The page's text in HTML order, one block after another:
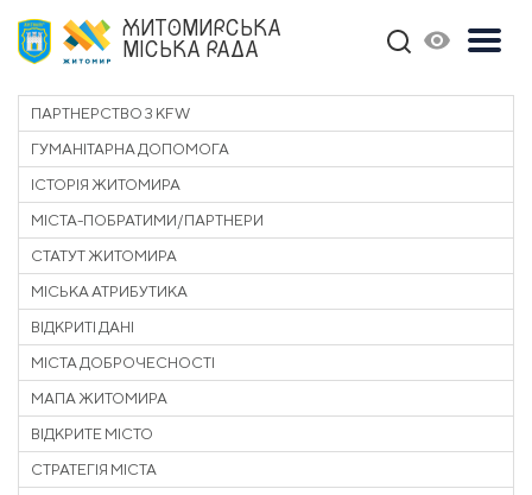
ЖИТОМИРСЬКА
МІСЬКА РАДА
ПАРТНЕРСТВО З KFW
ГУМАНІТАРНА ДОПОМОГА
ІСТОРІЯ ЖИТОМИРА
МІСТА-ПОБРАТИМИ/ПАРТНЕРИ
СТАТУТ ЖИТОМИРА
МІСЬКА АТРИБУТИКА
ВІДКРИТІ ДАНІ
МІСТА ДОБРОЧЕСНОСТІ
МАПА ЖИТОМИРА
ВІДКРИТЕ МІСТО
СТРАТЕГІЯ МІСТА